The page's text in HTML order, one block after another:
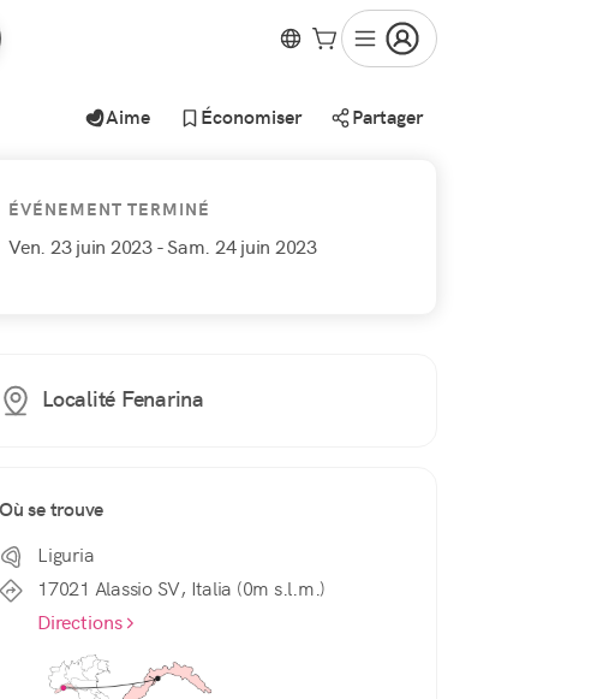
Aime Économiser Partager
ÉVÉNEMENT TERMINÉ
Ven. 23 juin 2023- Sam. 24 juin 2023
Localité Fenarina
Où se trouve
Liguria
17021 Alassio SV, Italia (0m s.l.m.)
Directions